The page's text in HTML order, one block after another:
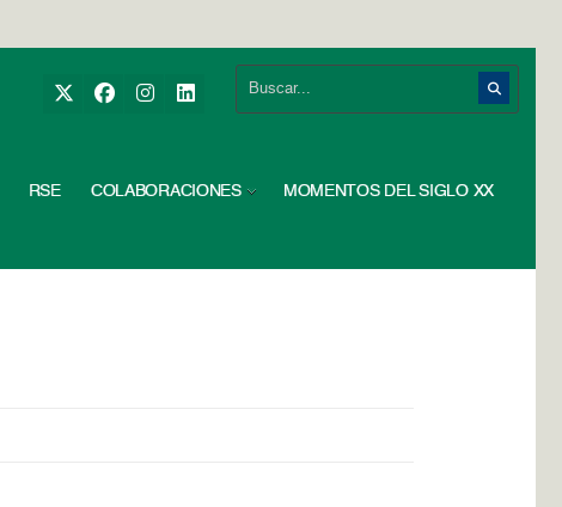
RSE COLABORACIONES MOMENTOS DEL SIGLO XX